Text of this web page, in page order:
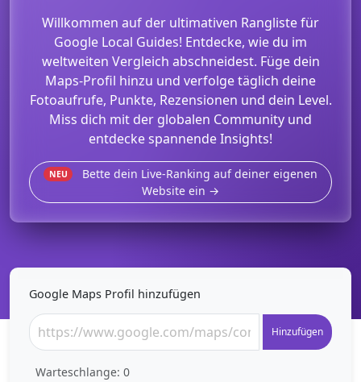
Willkommen auf der ultimativen Rangliste für
Google Local Guides! Entdecke, wie du im
weltweiten Vergleich abschneidest. Füge dein
Maps-Profil hinzu und verfolge täglich deine
Fotoaufrufe, Punkte, Rezensionen und dein Level.
Miss dich mit der globalen Community und
entdecke spannende Insights!
NEU
Bette dein Live-Ranking auf deiner eigenen
Website ein →
Google Maps Profil hinzufügen
Hinzufügen
Warteschlange: 0